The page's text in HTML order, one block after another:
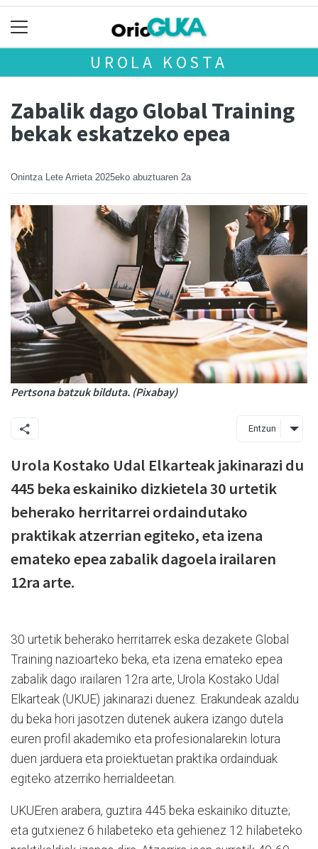
UROLA KOSTA
Zabalik dago Global Training
bekak eskatzeko epea
Onintza Lete Arrieta 2025eko abuztuaren 2a
Pertsona batzuk bilduta. (Pixabay)
Entzun
Urola Kostako Udal Elkarteak jakinarazi du
445 beka eskainiko dizkietela 30 urtetik
beherako herritarrei ordaindutako
praktikak atzerrian egiteko, eta izena
emateko epea zabalik dagoela irailaren
12ra arte.
30 urtetik beherako herritarrek eska dezakete Global
Training nazioarteko beka, eta izena emateko epea
zabalik dago irailaren 12ra arte, Urola Kostako Udal
Elkarteak (UKUE) jakinarazi duenez. Erakundeak azaldu
du beka hori jasotzen dutenek aukera izango dutela
euren profil akademiko eta profesionalarekin lotura
duen jarduera eta proiektuetan praktika ordainduak
egiteko atzerriko herrialdeetan.
UKUEren arabera, guztira 445 beka eskainiko dituzte;
eta gutxienez 6 hilabeteko eta gehienez 12 hilabeteko